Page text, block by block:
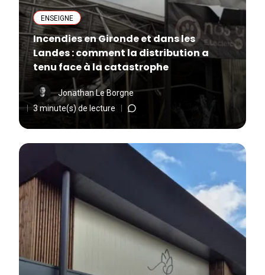
ENSEIGNE
Incendies en Gironde et dans les
Landes : comment la distribution a
tenu face à la catastrophe
Jonathan Le Borgne
3 minute(s) de lecture